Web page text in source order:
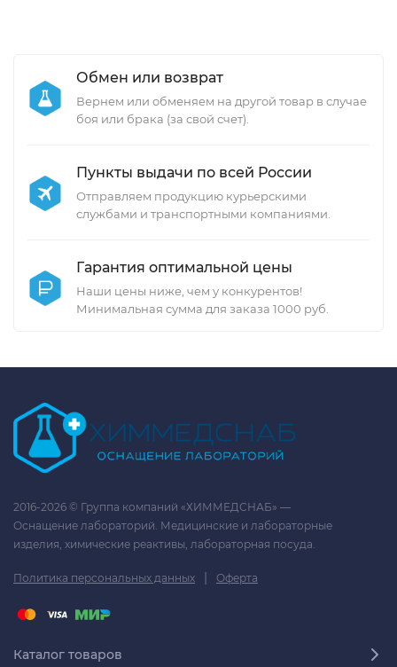
Обмен или возврат
Вернем или обменяем на другой товар в случае
боя или брака (за свой счет).
Пункты выдачи по всей России
Отправляем продукцию курьерскими
службами и транспортными компаниями.
Гарантия оптимальной цены
Наши цены ниже, чем у конкурентов!
Минимальная сумма для заказа 1000 руб.
2016-2026 © Группа компаний «ХИММЕДСНАБ» —
Оснащение лабораторий. Медицинские и лабораторные
изделия, химические реактивы, лабораторная посуда.
Политика персональных данных | Оферта
Каталог товаров